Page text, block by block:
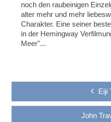
noch den raubeinigen
alter mehr und mehr
Charakter. Eine seiner
in der Hemingway
Meer"...
Eiji
John